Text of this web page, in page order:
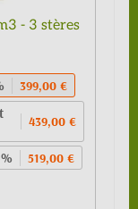
- 3 stères
399,00 €
439,00 €
519,00 €